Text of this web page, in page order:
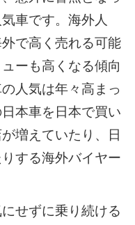
車です。海外人
で高く売れる可能
ーも高くなる傾向
人気は年々高まっ
本車を日本で買い
増えていたり、日
する海外バイヤー
せずに乗り続ける